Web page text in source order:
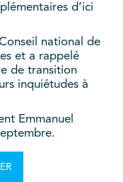
d’ici
national de
et a rappelé
de transition
inquiétudes à
Emmanuel